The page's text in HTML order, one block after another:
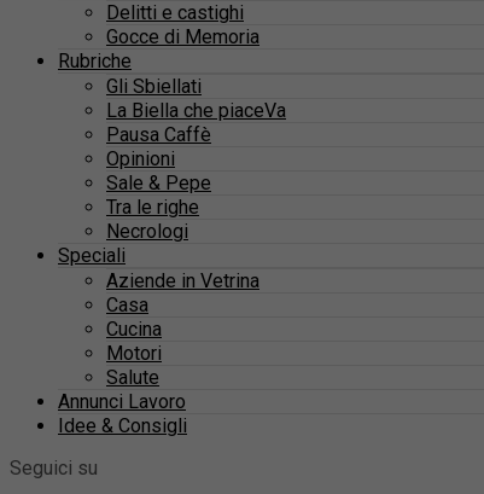
Delitti e castighi
Gocce di Memoria
Rubriche
Gli Sbiellati
La Biella che piaceVa
Pausa Caffè
Opinioni
Sale & Pepe
Tra le righe
Necrologi
Speciali
Aziende in Vetrina
Casa
Cucina
Motori
Salute
Annunci Lavoro
Idee & Consigli
Seguici su